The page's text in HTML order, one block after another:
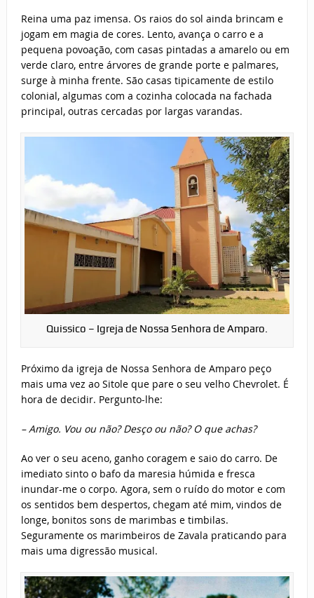
Reina uma paz imensa. Os raios do sol ainda brincam e
jogam em magia de cores. Lento, avança o carro e a
pequena povoação, com casas pintadas a amarelo ou em
verde claro, entre árvores de grande porte e palmares,
surge à minha frente. São casas tipicamente de estilo
colonial, algumas com a cozinha colocada na fachada
principal, outras cercadas por largas varandas.
Quissico – Igreja de Nossa Senhora de Amparo.
Próximo da igreja de Nossa Senhora de Amparo peço
mais uma vez ao Sitole que pare o seu velho Chevrolet. É
hora de decidir. Pergunto-lhe:
– Amigo. Vou ou não? Desço ou não? O que achas?
Ao ver o seu aceno, ganho coragem e saio do carro. De
imediato sinto o bafo da maresia húmida e fresca
inundar-me o corpo. Agora, sem o ruído do motor e com
os sentidos bem despertos, chegam até mim, vindos de
longe, bonitos sons de marimbas e timbilas.
Seguramente os marimbeiros de Zavala praticando para
mais uma digressão musical.